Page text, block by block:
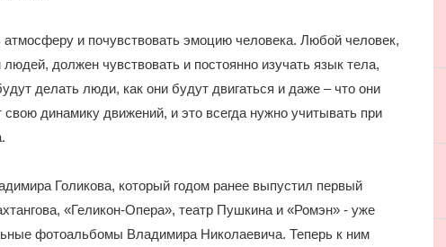
атмосферу и почувствовать эмоцию человека. Любой человек,
должен чувствовать и постоянно изучать язык тела,
делать люди, как они будут двигаться и даже – что они
динамику движений, и это всегда нужно учитывать при
Голикова, который годом ранее выпустил первый
«Геликон-Опера», театр Пушкина и «Ромэн» - уже
фотоальбомы Владимира Николаевича. Теперь к ним